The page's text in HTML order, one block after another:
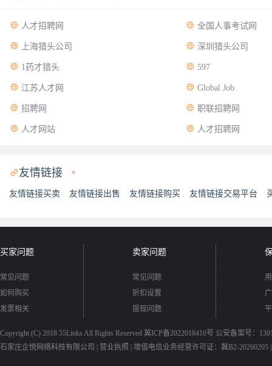
 人才招聘网  全国人事考试网
 上海猎头公司  深圳猎头公司
 1药才猎头  597
 江苏人才网  Global Job
 招聘网  职联招聘网
 人才网站  人才招聘网
友情链接 *
友情链接买卖 友情链接出售 友情链接购买 友情链接交易平台
买家问题
常见问题
如何购买
发票相关
卖家问题
常见问题
折扣设置
提现问题
Copyright (C) 2018 55Links All Rights Reserved 冀ICP备2022018416号 公安备案号：
石家庄企悦网络科技有限公司 | 营业执照 增值电信业务经营许可证：冀B2-20260205